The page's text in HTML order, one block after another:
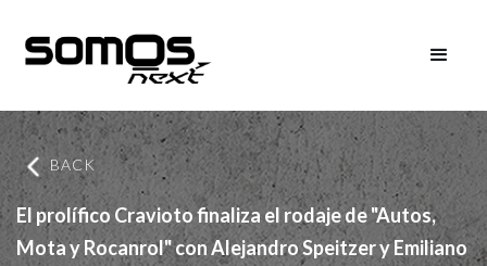
BACK
El prolífico Cravioto finaliza el rodaje de "Autos,
Mota y Rocanrol" con Alejandro Speitzer y Emiliano